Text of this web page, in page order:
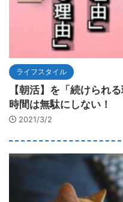
ライフスタイル
【朝活】を「続けられ
時間は無駄にしない！
2021/3/2